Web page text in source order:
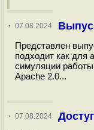
· 07.08.2024
Представлен
подходит как для
симуляции работы
Apache 2.0...
· 07.08.2024